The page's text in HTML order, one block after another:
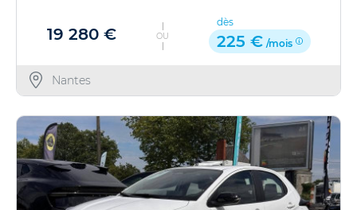
19 280 € OU
dès
225 € /mois
Nantes